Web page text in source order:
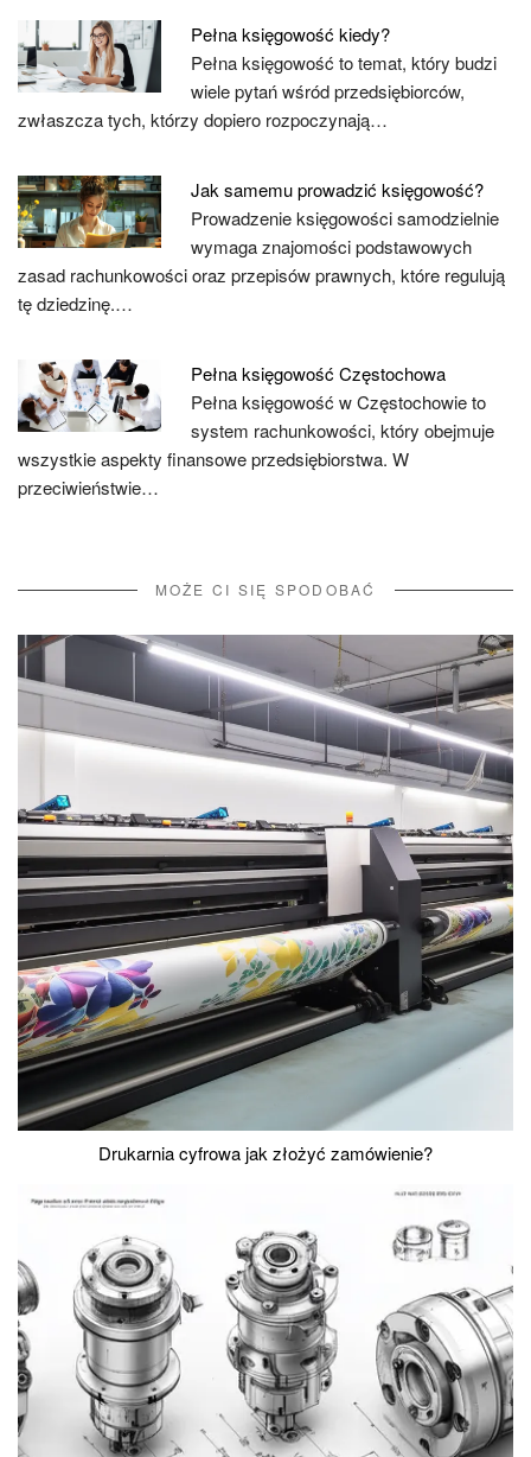
Pełna księgowość kiedy?
Pełna księgowość to temat, który budzi
wiele pytań wśród przedsiębiorców,
zwłaszcza tych, którzy dopiero rozpoczynają…
Jak samemu prowadzić księgowość?
Prowadzenie księgowości samodzielnie
wymaga znajomości podstawowych
zasad rachunkowości oraz przepisów prawnych, które regulują
tę dziedzinę.…
Pełna księgowość Częstochowa
Pełna księgowość w Częstochowie to
system rachunkowości, który obejmuje
wszystkie aspekty finansowe przedsiębiorstwa. W
przeciwieństwie…
MOŻE CI SIĘ SPODOBAĆ
Drukarnia cyfrowa jak złożyć zamówienie?